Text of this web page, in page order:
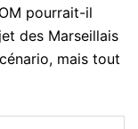
pourrait-il
des Marseillais
mais tout